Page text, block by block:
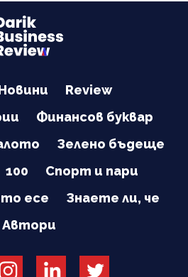
Review
Финансов буквар
Зелено бъдеще
100
Спорт и пари
есе
Знаете ли, че
Автори